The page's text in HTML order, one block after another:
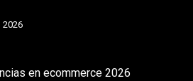
2026
en ecommerce 2026